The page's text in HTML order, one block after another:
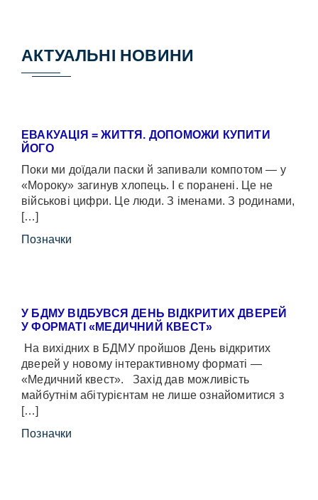
АКТУАЛЬНІ НОВИНИ
ЕВАКУАЦІЯ = ЖИТТЯ. ДОПОМОЖИ КУПИТИ
ЙОГО
Поки ми доїдали паски й запивали компотом — у
«Мороку» загинув хлопець. І є поранені. Це не
військові цифри. Це люди. З іменами. З родинами,
[…]
Позначки
У БДМУ ВІДБУВСЯ ДЕНЬ ВІДКРИТИХ ДВЕРЕЙ
У ФОРМАТІ «МЕДИЧНИЙ КВЕСТ»
На вихідних в БДМУ пройшов День відкритих
дверей у новому інтерактивному форматі —
«Медичний квест». Захід дав можливість
майбутнім абітурієнтам не лише ознайомитися з
[…]
Позначки